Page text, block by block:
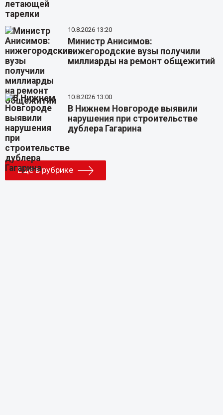
10.8.2026 13:20
Министр Анисимов:
нижегородские вузы получили
миллиарды на ремонт общежитий
10.8.2026 13:00
В Нижнем Новгороде выявили
нарушения при строительстве
дублера Гагарина
Еще в рубрике